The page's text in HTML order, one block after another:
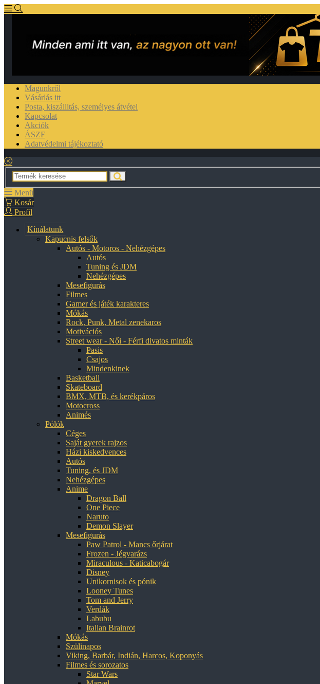
Magunkről
Vásárlás itt
Posta, kiszállitás, személyes átvétel
Kapcsolat
Akciók
ÁSZF
Adatvédelmi tájékoztató
Menü
Kosár
Profil
Kínálatunk
Kapucnis felsők
Autós - Motoros - Nehézgépes
Autós
Tuning és JDM
Nehézgépes
Mesefigurás
Filmes
Gamer és játék karakteres
Mókás
Rock, Punk, Metal zenekaros
Motivációs
Street wear - Női - Férfi divatos minták
Pasis
Csajos
Mindenkinek
Basketball
Skateboard
BMX, MTB, és kerékpáros
Motocross
Animés
Pólók
Céges
Saját gyerek rajzos
Házi kiskedvences
Autós
Tuning, és JDM
Nehézgépes
Anime
Dragon Ball
One Piece
Naruto
Demon Slayer
Mesefigurás
Paw Patrol - Mancs őrjárat
Frozen - Jégvarázs
Miraculous - Katicabogár
Disney
Unikornisok és pónik
Looney Tunes
Tom and Jerry
Verdák
Labubu
Italian Brainrot
Mókás
Szülinapos
Viking, Barbár, Indián, Harcos, Koponyás
Filmes és sorozatos
Star Wars